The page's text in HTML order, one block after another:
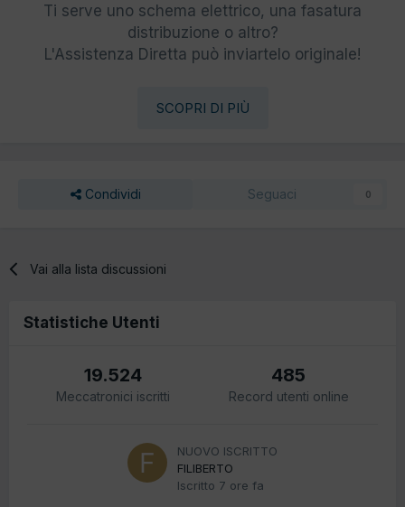
Ti serve uno schema elettrico, una fasatura
distribuzione o altro?
L'Assistenza Diretta può inviartelo originale!
SCOPRI DI PIÙ
Condividi Seguaci 0
Vai alla lista discussioni
Statistiche Utenti
19.524
Meccatronici iscritti
485
Record utenti online
NUOVO ISCRITTO
FILIBERTO
Iscritto 7 ore fa